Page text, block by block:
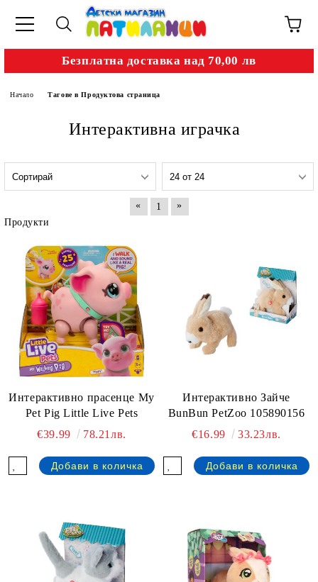
Безплатна доставка над 70,00 лв
Начало Тагове в Продуктова страница
Интерактивна играчка
« 1
»
Продукти
Интерактивно прасенце My
Pet Pig Little Live Pets
€39.99
78.21лв.
Интерактивно Зайче
BunBun PetZoo 105890156
€16.99
33.23лв.